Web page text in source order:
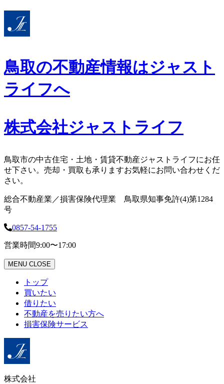
ン
テ
ツ
へ
ス
キ
ッ
鳥取の不動産情報はジャスト
ライフへ
株式会社ジャストライフ
鳥取市の中古住宅・土地・賃貸不動産ジャストライフにお任
せ下さい。売却・買取も承りますお気軽にお問い合わせくだ
さい。
総合不動産業／損害保険代理業 鳥取県知事免許(4)第1284
号
0857-54-1755
営業時間9:00〜17:00
MENU CLOSE
トップ
買いたい
借りたい
不動産を売りたい方へ
損害保険サービス
株式会社